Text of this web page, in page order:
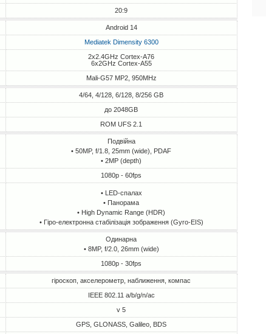
20:9
Android 14
Mediatek Dimensity 6300
2x2.4GHz Cortex-A76
6x2GHz Cortex-A55
Mali-G57 MP2, 950MHz
4/64, 4/128, 6/128, 8/256 GB
до 2048GB
ROM UFS 2.1
Подвійна
• 50MP, f/1.8, 25mm (wide), PDAF
• 2MP (depth)
1080p - 60fps
• LED-спалах
• Панорама
• High Dynamic Range (HDR)
• Гіро-електронна стабілізація зображення (Gyro-EIS)
Одинарна
• 8MP, f/2.0, 26mm (wide)
1080p - 30fps
гіроскоп, акселерометр, наближення, компас
IEEE 802.11 a/b/g/n/ac
v 5
GPS, GLONASS, Galileo, BDS